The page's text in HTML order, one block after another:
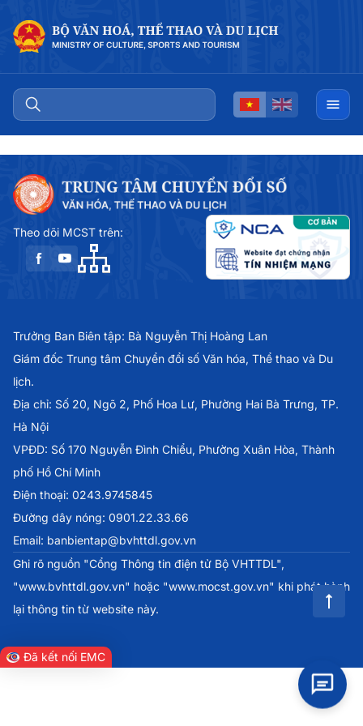
Theo dõi MCST trên:
Trưởng Ban Biên tập: Bà Nguyễn Thị Hoàng Lan
Giám đốc Trung tâm Chuyển đổi số Văn hóa, Thể thao và Du
lịch.
Địa chỉ: Số 20, Ngõ 2, Phố Hoa Lư, Phường Hai Bà Trưng, TP.
Hà Nội
VPĐD: Số 170 Nguyễn Đình Chiểu, Phường Xuân Hòa, Thành
phố Hồ Chí Minh
Điện thoại: 0243.9745845
Đường dây nóng: 0901.22.33.66
Email: banbientap@bvhttdl.gov.vn
Ghi rõ nguồn "Cổng Thông tin điện tử Bộ VHTTDL",
"www.bvhttdl.gov.vn" hoặc "www.mocst.gov.vn" khi phát hành
lại thông tin từ website này.
Đã kết nối EMC